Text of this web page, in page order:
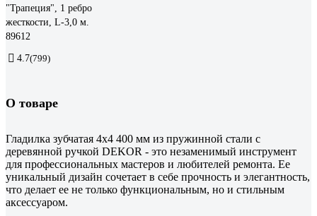
"Трапеция", 1 ребро
жесткости, L-3,0 м.
89612
4.7(799)
О товаре
Гладилка зубчатая 4х4 400 мм из пружинной стали с
деревянной ручкой DEKOR - это незаменимый инструмент
для профессиональных мастеров и любителей ремонта. Ее
уникальный дизайн сочетает в себе прочность и элегантность,
что делает ее не только функциональным, но и стильным
аксессуаром.